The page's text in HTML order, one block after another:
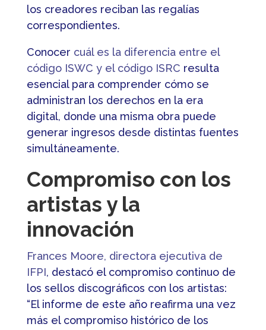
los creadores reciban las regalías
correspondientes.
Conocer cuál es la diferencia entre el
código ISWC y el código ISRC resulta
esencial para comprender cómo se
administran los derechos en la era
digital, donde una misma obra puede
generar ingresos desde distintas fuentes
simultáneamente.
Compromiso con los
artistas y la
innovación
Frances Moore, directora ejecutiva de
IFPI, destacó el compromiso continuo de
los sellos discográficos con los artistas:
“El informe de este año reafirma una vez
más el compromiso histórico de los